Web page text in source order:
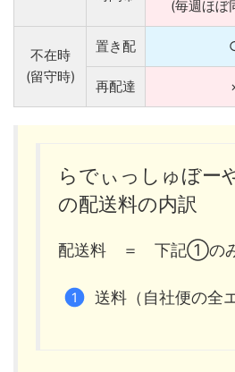
(毎週ほぼ
不在時
(留守時)
置き配
再配達
らでぃっしゅぼー
の配送料の内訳
配送料 ＝ 下記①の
送料（自社便の全